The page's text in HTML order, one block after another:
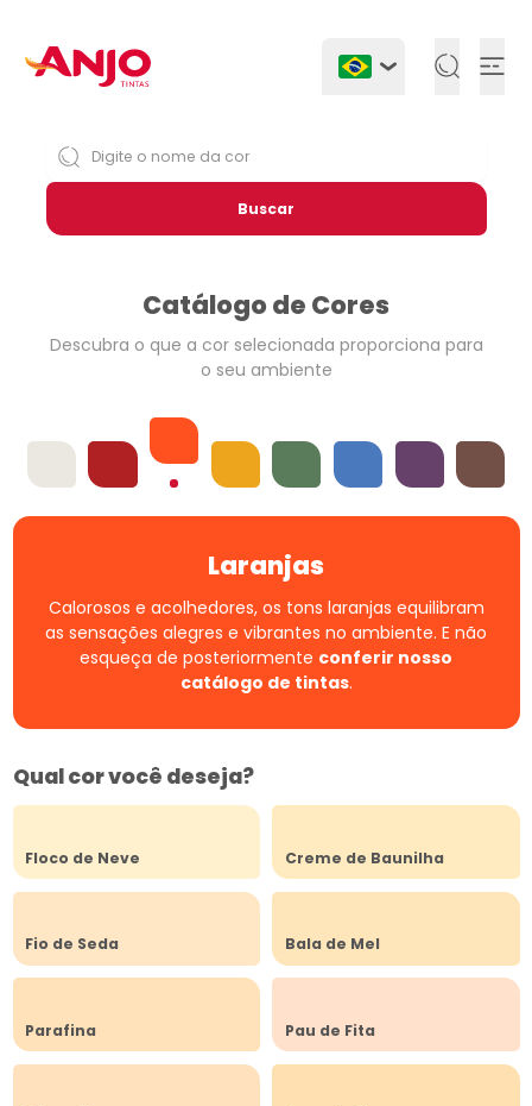
Buscar
Catálogo de Cores
Descubra o que a cor selecionada proporciona para
o seu ambiente
OffwhitesVermelhos
Laranjas
AmarelosVerdesAzuis Violetas
Laranjas
Calorosos e acolhedores, os tons laranjas equilibram
as sensações alegres e vibrantes no ambiente. E não
esqueça de posteriormente conferir nosso
catálogo de tintas.
Qual cor você deseja?
Floco de Neve Creme de Baunilha
Fio de Seda Bala de Mel
Parafina Pau de Fita